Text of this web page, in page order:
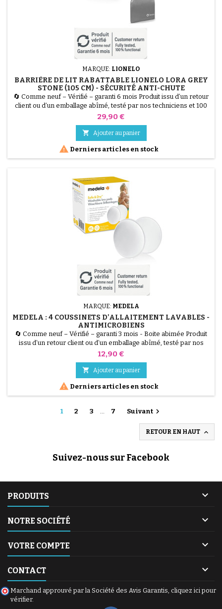
MARQUE: LIONELO
BARRIÈRE DE LIT RABATTABLE LIONELO LORA GREY
STONE (105 CM) - SÉCURITÉ ANTI-CHUTE
🔄 Comme neuf – Vérifié – garanti 6 mois Produit issu d’un retour
client ou d’un emballage abîmé, testé par nos techniciens et 100
% fonctionnel. Offrez des nuits paisibles à toute la famille avec la
sécurise le passage au "lit de grand" grâce à son système de
verrouillage StandSafe qui empêche...
Prix
29,90 €
 Ajouter au panier
 Derniers articles en stock
MARQUE: MEDELA
MEDELA : 4 COUSSINETS D'ALLAITEMENT LAVABLES -
ANTIMICROBIENS
🔄 Comme neuf – Vérifié – garanti 3 mois - Boite abimée Produit
issu d’un retour client ou d’un emballage abîmé, testé par nos
techniciens et 100 % fonctionnel. Les Coussinets d'Allaitement
hygiénique pour les fuites de lait. Fabriqués dans un matériau
antimicrobien spécial qui réduit les odeurs,...
Prix
12,90 €
 Ajouter au panier
 Derniers articles en stock
1 2 3 7 Suivant
RETOUR EN HAUT 
Suivez-nous sur Facebook
PRODUITS 
NOTRE SOCIÉTÉ 
VOTRE COMPTE 
CONTACT 
Marchand approuvé par la Société des Avis Garantis, cliquez ici pour
vérifier.